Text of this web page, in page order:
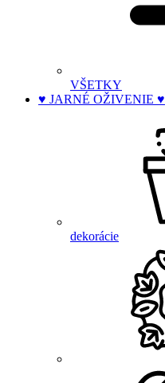
VŠETKY
♥ JARNÉ OŽIVENIE ♥
dekorácie